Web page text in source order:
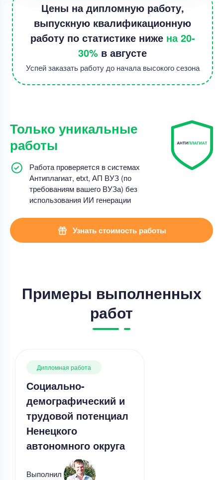
Цены на дипломную работу,
выпускную квалификационную
работу по статистике ниже на 20-
30% в августе
Успей заказать работу до начала высокого сезона
Только уникальные
работы
Работа проверяется в системах
Антиплагиат, etxt, АП ВУЗ (по
требованиям вашего ВУЗа) без
использования ИИ генерации
Узнать стоимость работы
Примеры выполненных
работ
Дипломная работа
Социально-
демографический и
трудовой потенциал
Ненецкого
автономного округа
Выполнил